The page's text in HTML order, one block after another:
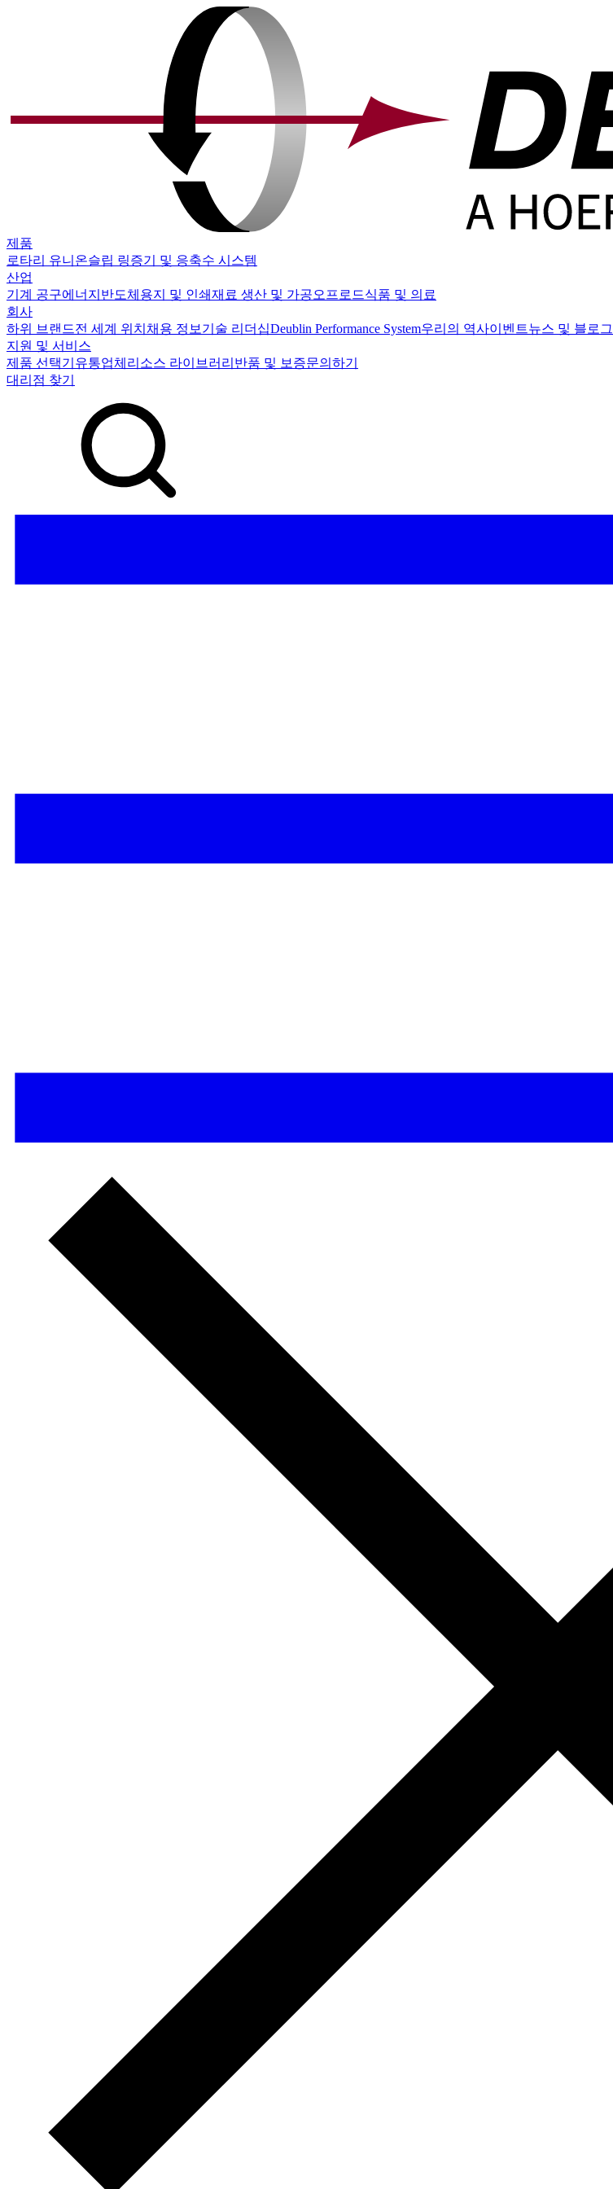
제품
로타리 유니온슬립 링증기 및 응축수 시스템
산업
기계 공구에너지 반도체 용지 및 인쇄재료 생산 및 가공오프로드식품 및 의료
회사
하위 브랜드전 세계 위치 채용 정보 기술 리더십Deublin Performance System우리의 역사이벤트뉴스 및 블로그
지원 및 서비스
제품 선택기 유통업체 리소스 라이브러리 반품 및 보증문의하기
대리점 찾기